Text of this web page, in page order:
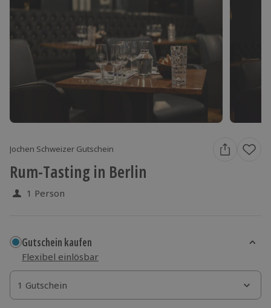
Jochen Schweizer Gutschein
Rum-Tasting in Berlin
1 Person
Gutschein kaufen
Flexibel einlösbar
1 Gutschein
1 Gutschein
1 Gutschein